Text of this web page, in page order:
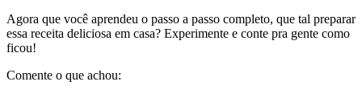
Agora que você aprendeu o passo a passo completo, que tal preparar
essa receita deliciosa em casa? Experimente e conte pra gente como
ficou!
Comente o que achou: